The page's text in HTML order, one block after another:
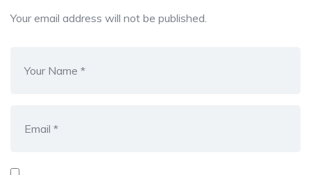
Your email address will not be published.